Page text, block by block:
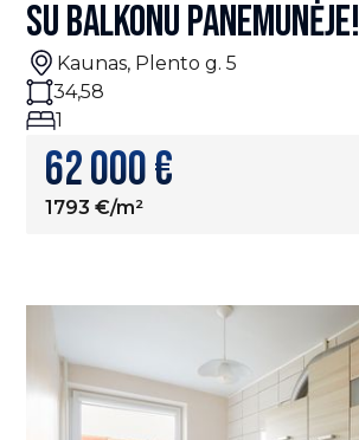
SU BALKONU PANEMUNĖJE!
Kaunas, Plento g. 5
34,58
1
62 000 €
1793 €/m²